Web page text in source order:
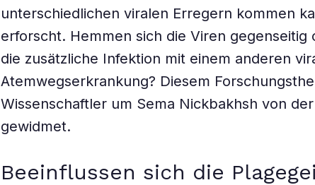
unterschiedlichen viralen Erregern kommen
erforscht. Hemmen sich die Viren gegenseitig
die zusätzliche Infektion mit einem anderen
Atemwegserkrankung? Diesem
Wissenschaftler um Sema Nickbakhsh von
gewidmet.
Beeinflussen sich die